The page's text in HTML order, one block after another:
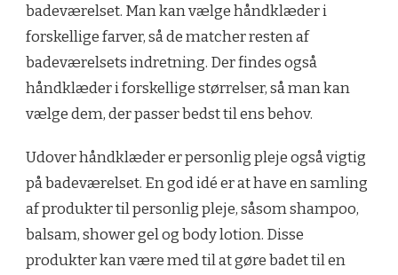
badeværelset. Man kan vælge håndklæder i
forskellige farver, så de matcher resten af
badeværelsets indretning. Der findes også
håndklæder i forskellige størrelser, så man kan
vælge dem, der passer bedst til ens behov.
Udover håndklæder er personlig pleje også vigtig
på badeværelset. En god idé er at have en samling
af produkter til personlig pleje, såsom shampoo,
balsam, shower gel og body lotion. Disse
produkter kan være med til at gøre badet til en